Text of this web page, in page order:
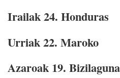
Irailak 24. Honduras
Urriak 22. Maroko
Azaroak 19.